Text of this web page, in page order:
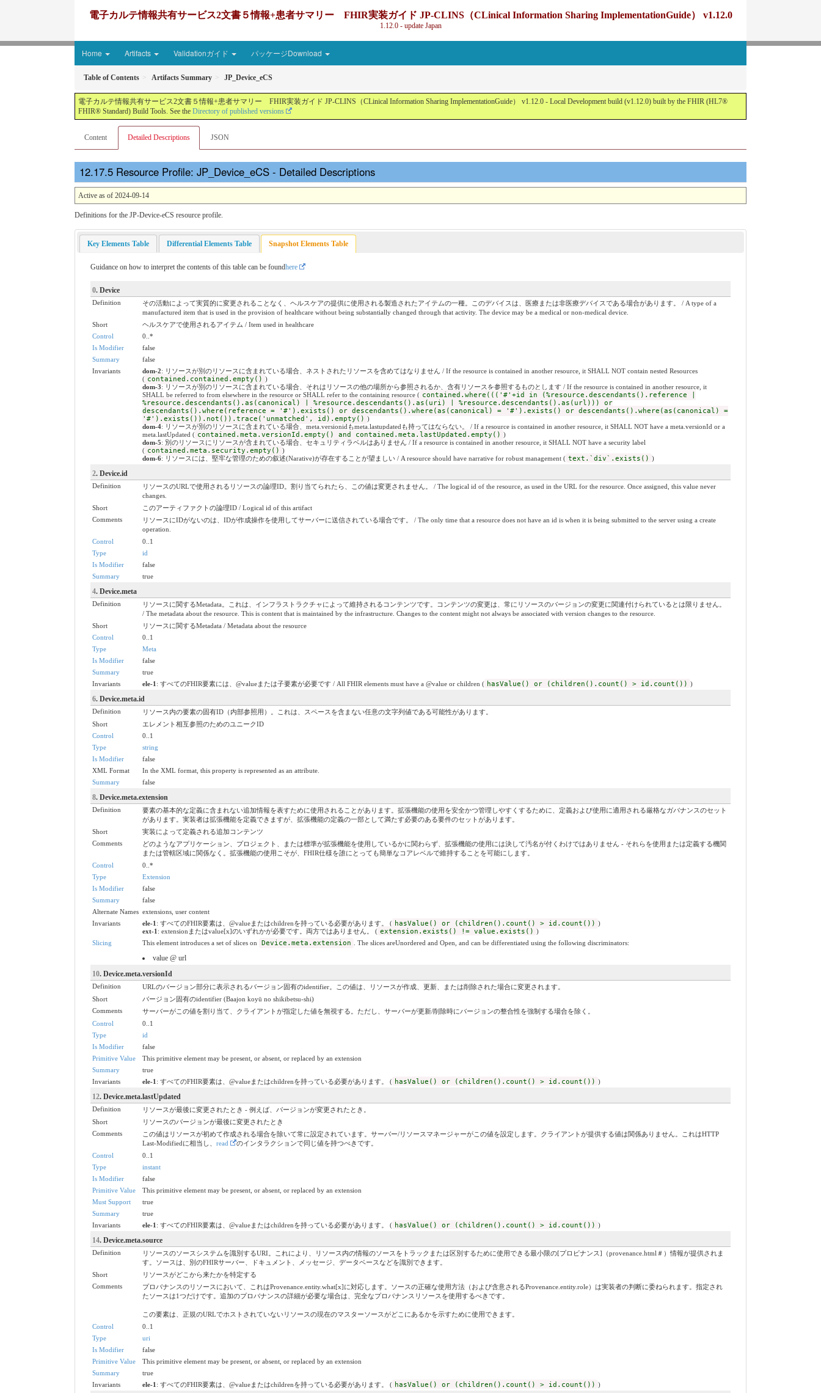
電子カルテ情報共有サービス2文書５情報+患者サマリー FHIR実装ガイド JP-CLINS（CLinical Information Sharing ImplementationGuide） v1.12.0
1.12.0 - update Japan
Home Artifacts Validationガイド パッケージDownload
Table of Contents Artifacts Summary JP_Device_eCS
電子カルテ情報共有サービス2文書５情報+患者サマリー FHIR実装ガイド JP-CLINS（CLinical Information Sharing ImplementationGuide） v1.12.0 - Local Development build (v1.12.0) built by the FHIR (HL7®
FHIR® Standard) Build Tools. See the Directory of published versions
Content Detailed Descriptions JSON
Resource Profile: JP_Device_eCS - Detailed Descriptions
Active as of 2024-09-14
Definitions for the JP-Device-eCS resource profile.
Key Elements Table Differential Elements Table Snapshot Elements Table
Guidance on how to interpret the contents of this table can be foundhere
0. Device
Definition
その活動によって実質的に変更されることなく、ヘルスケアの提供に使用される製造されたアイテムの一種。このデバイスは、医療または非医療デバイスである場合があります。 / A type of a
manufactured item that is used in the provision of healthcare without being substantially changed through that activity. The device may be a medical or non-medical device.
Short
ヘルスケアで使用されるアイテム / Item used in healthcare
Control
0..*
Is Modifier
false
Summary
false
Invariants
dom-2: リソースが別のリソースに含まれている場合、ネストされたリソースを含めてはなりません / If the resource is contained in another resource, it SHALL NOT contain nested Resources
( contained.contained.empty() )
dom-3: リソースが別のリソースに含まれている場合、それはリソースの他の場所から参照されるか、含有リソースを参照するものとします / If the resource is contained in another resource, it
SHALL be referred to from elsewhere in the resource or SHALL refer to the containing resource ( contained.where((('#'+id in (%resource.descendants().reference |
%resource.descendants().as(canonical) | %resource.descendants().as(uri) | %resource.descendants().as(url))) or
descendants().where(reference = '#').exists() or descendants().where(as(canonical) = '#').exists() or descendants().where(as(canonical) =
'#').exists()).not()).trace('unmatched', id).empty() )
dom-4: リソースが別のリソースに含まれている場合、meta.versionidもmeta.lastupdatedも持ってはならない。 / If a resource is contained in another resource, it SHALL NOT have a meta.versionId or a
meta.lastUpdated ( contained.meta.versionId.empty() and contained.meta.lastUpdated.empty() )
dom-5: 別のリソースにリソースが含まれている場合、セキュリティラベルはありません / If a resource is contained in another resource, it SHALL NOT have a security label
( contained.meta.security.empty() )
dom-6: リソースには、堅牢な管理のための叙述(Narative)が存在することが望ましい / A resource should have narrative for robust management ( text.`div`.exists() )
2. Device.id
Definition
リソースのURLで使用されるリソースの論理ID。割り当てられたら、この値は変更されません。 / The logical id of the resource, as used in the URL for the resource. Once assigned, this value never
changes.
Short
このアーティファクトの論理ID / Logical id of this artifact
Comments
リソースにIDがないのは、IDが作成操作を使用してサーバーに送信されている場合です。 / The only time that a resource does not have an id is when it is being submitted to the server using a create
operation.
Control
0..1
Type
id
Is Modifier
false
Summary
true
4. Device.meta
Definition
リソースに関するMetadata。これは、インフラストラクチャによって維持されるコンテンツです。コンテンツの変更は、常にリソースのバージョンの変更に関連付けられているとは限りません。
/ The metadata about the resource. This is content that is maintained by the infrastructure. Changes to the content might not always be associated with version changes to the resource.
Short
リソースに関するMetadata / Metadata about the resource
Control
0..1
Type
Meta
Is Modifier
false
Summary
true
Invariants
ele-1 : すべてのFHIR要素には、@valueまたは子要素が必要です / All FHIR elements must have a @value or children ( hasValue() or (children().count() > id.count()) )
6. Device.meta.id
Definition
リソース内の要素の固有ID（内部参照用）。これは、スペースを含まない任意の文字列値である可能性があります。
Short
エレメント相互参照のためのユニークID
Control
0..1
Type
string
Is Modifier
false
XML Format
In the XML format, this property is represented as an attribute.
Summary
false
8. Device.meta.extension
Definition
要素の基本的な定義に含まれない追加情報を表すために使用されることがあります。拡張機能の使用を安全かつ管理しやすくするために、定義および使用に適用される厳格なガバナンスのセット
があります。実装者は拡張機能を定義できますが、拡張機能の定義の一部として満たす必要のある要件のセットがあります。
Short
実装によって定義される追加コンテンツ
Comments
どのようなアプリケーション、プロジェクト、または標準が拡張機能を使用しているかに関わらず、拡張機能の使用には決して汚名が付くわけではありません - それらを使用または定義する機関
または管轄区域に関係なく。拡張機能の使用こそが、FHIR仕様を誰にとっても簡単なコアレベルで維持することを可能にします。
Control
0..*
Type
Extension
Is Modifier
false
Summary
false
Alternate Names extensions, user content
Invariants
ele-1 : すべてのFHIR要素は、@valueまたはchildrenを持っている必要があります。 ( hasValue() or (children().count() > id.count()) )
ext-1 : extensionまたはvalue[x]のいずれかが必要です。両方ではありません。 ( extension.exists() != value.exists() )
Slicing
This element introduces a set of slices on Device.meta.extension . The slices areUnordered and Open, and can be differentiated using the following discriminators:
value @ url
10. Device.meta.versionId
Definition
URLのバージョン部分に表示されるバージョン固有のidentifier。この値は、リソースが作成、更新、または削除された場合に変更されます。
Short
バージョン固有のidentifier (Baajon koyū no shikibetsu-shi)
Comments
サーバーがこの値を割り当て、クライアントが指定した値を無視する。ただし、サーバーが更新/削除時にバージョンの整合性を強制する場合を除く。
Control
0..1
Type
id
Is Modifier
false
Primitive Value
This primitive element may be present, or absent, or replaced by an extension
Summary
true
Invariants
ele-1 : すべてのFHIR要素は、@valueまたはchildrenを持っている必要があります。 ( hasValue() or (children().count() > id.count()) )
12. Device.meta.lastUpdated
Definition
リソースが最後に変更されたとき - 例えば、バージョンが変更されたとき。
Short
リソースのバージョンが最後に変更されたとき
Comments
この値はリソースが初めて作成される場合を除いて常に設定されています。サーバー/リソースマネージャーがこの値を設定します。クライアントが提供する値は関係ありません。これはHTTP
Last-Modifiedに相当し、 read
のインタラクションで同じ値を持つべきです。
Control
0..1
Type
instant
Is Modifier
false
Primitive Value
This primitive element may be present, or absent, or replaced by an extension
Must Support
true
Summary
true
Invariants
ele-1 : すべてのFHIR要素は、@valueまたはchildrenを持っている必要があります。 ( hasValue() or (children().count() > id.count()) )
14. Device.meta.source
Definition
リソースのソースシステムを識別するURI。これにより、リソース内の情報のソースをトラックまたは区別するために使用できる最小限の[プロビナンス]（provenance.html＃）情報が提供されま
す。ソースは、別のFHIRサーバー、ドキュメント、メッセージ、データベースなどを識別できます。
Short
リソースがどこから来たかを特定する
Comments
プロバナンスのリソースにおいて、これはProvenance.entity.what[x]に対応します。ソースの正確な使用方法（および含意されるProvenance.entity.role）は実装者の判断に委ねられます。指定され
たソースは1つだけです。追加のプロバナンスの詳細が必要な場合は、完全なプロバナンスリソースを使用するべきです。
この要素は、正規のURLでホストされていないリソースの現在のマスターソースがどこにあるかを示すために使用できます。
Control
0..1
Type
uri
Is Modifier
false
Primitive Value
This primitive element may be present, or absent, or replaced by an extension
Summary
true
Invariants
ele-1 : すべてのFHIR要素は、@valueまたはchildrenを持っている必要があります。 ( hasValue() or (children().count() > id.count()) )